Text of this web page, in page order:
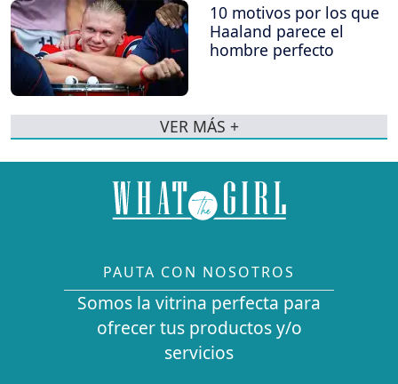
10 motivos por los que
Haaland parece el
hombre perfecto
VER MÁS +
PAUTA CON NOSOTROS
Somos la vitrina perfecta para
ofrecer tus productos y/o
servicios